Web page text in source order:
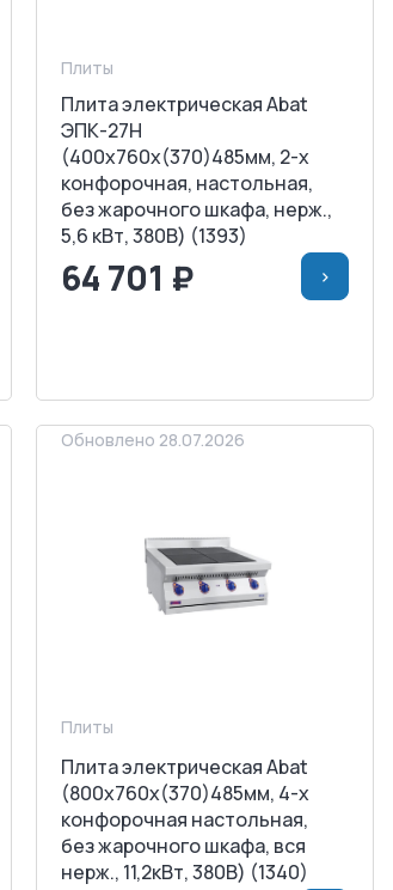
Плиты
Плита электрическая Abat
ЭПК-27Н
(400х760х(370)485мм, 2-х
конфорочная, настольная,
без жарочного шкафа, нерж.,
5,6 кВт, 380В) (1393)
64 701 ₽ >
Обновлено 28.07.2026
Плиты
Плита электрическая Abat
(800х760х(370)485мм, 4-х
конфорочная настольная,
без жарочного шкафа, вся
нерж., 11,2кВт, 380В) (1340)